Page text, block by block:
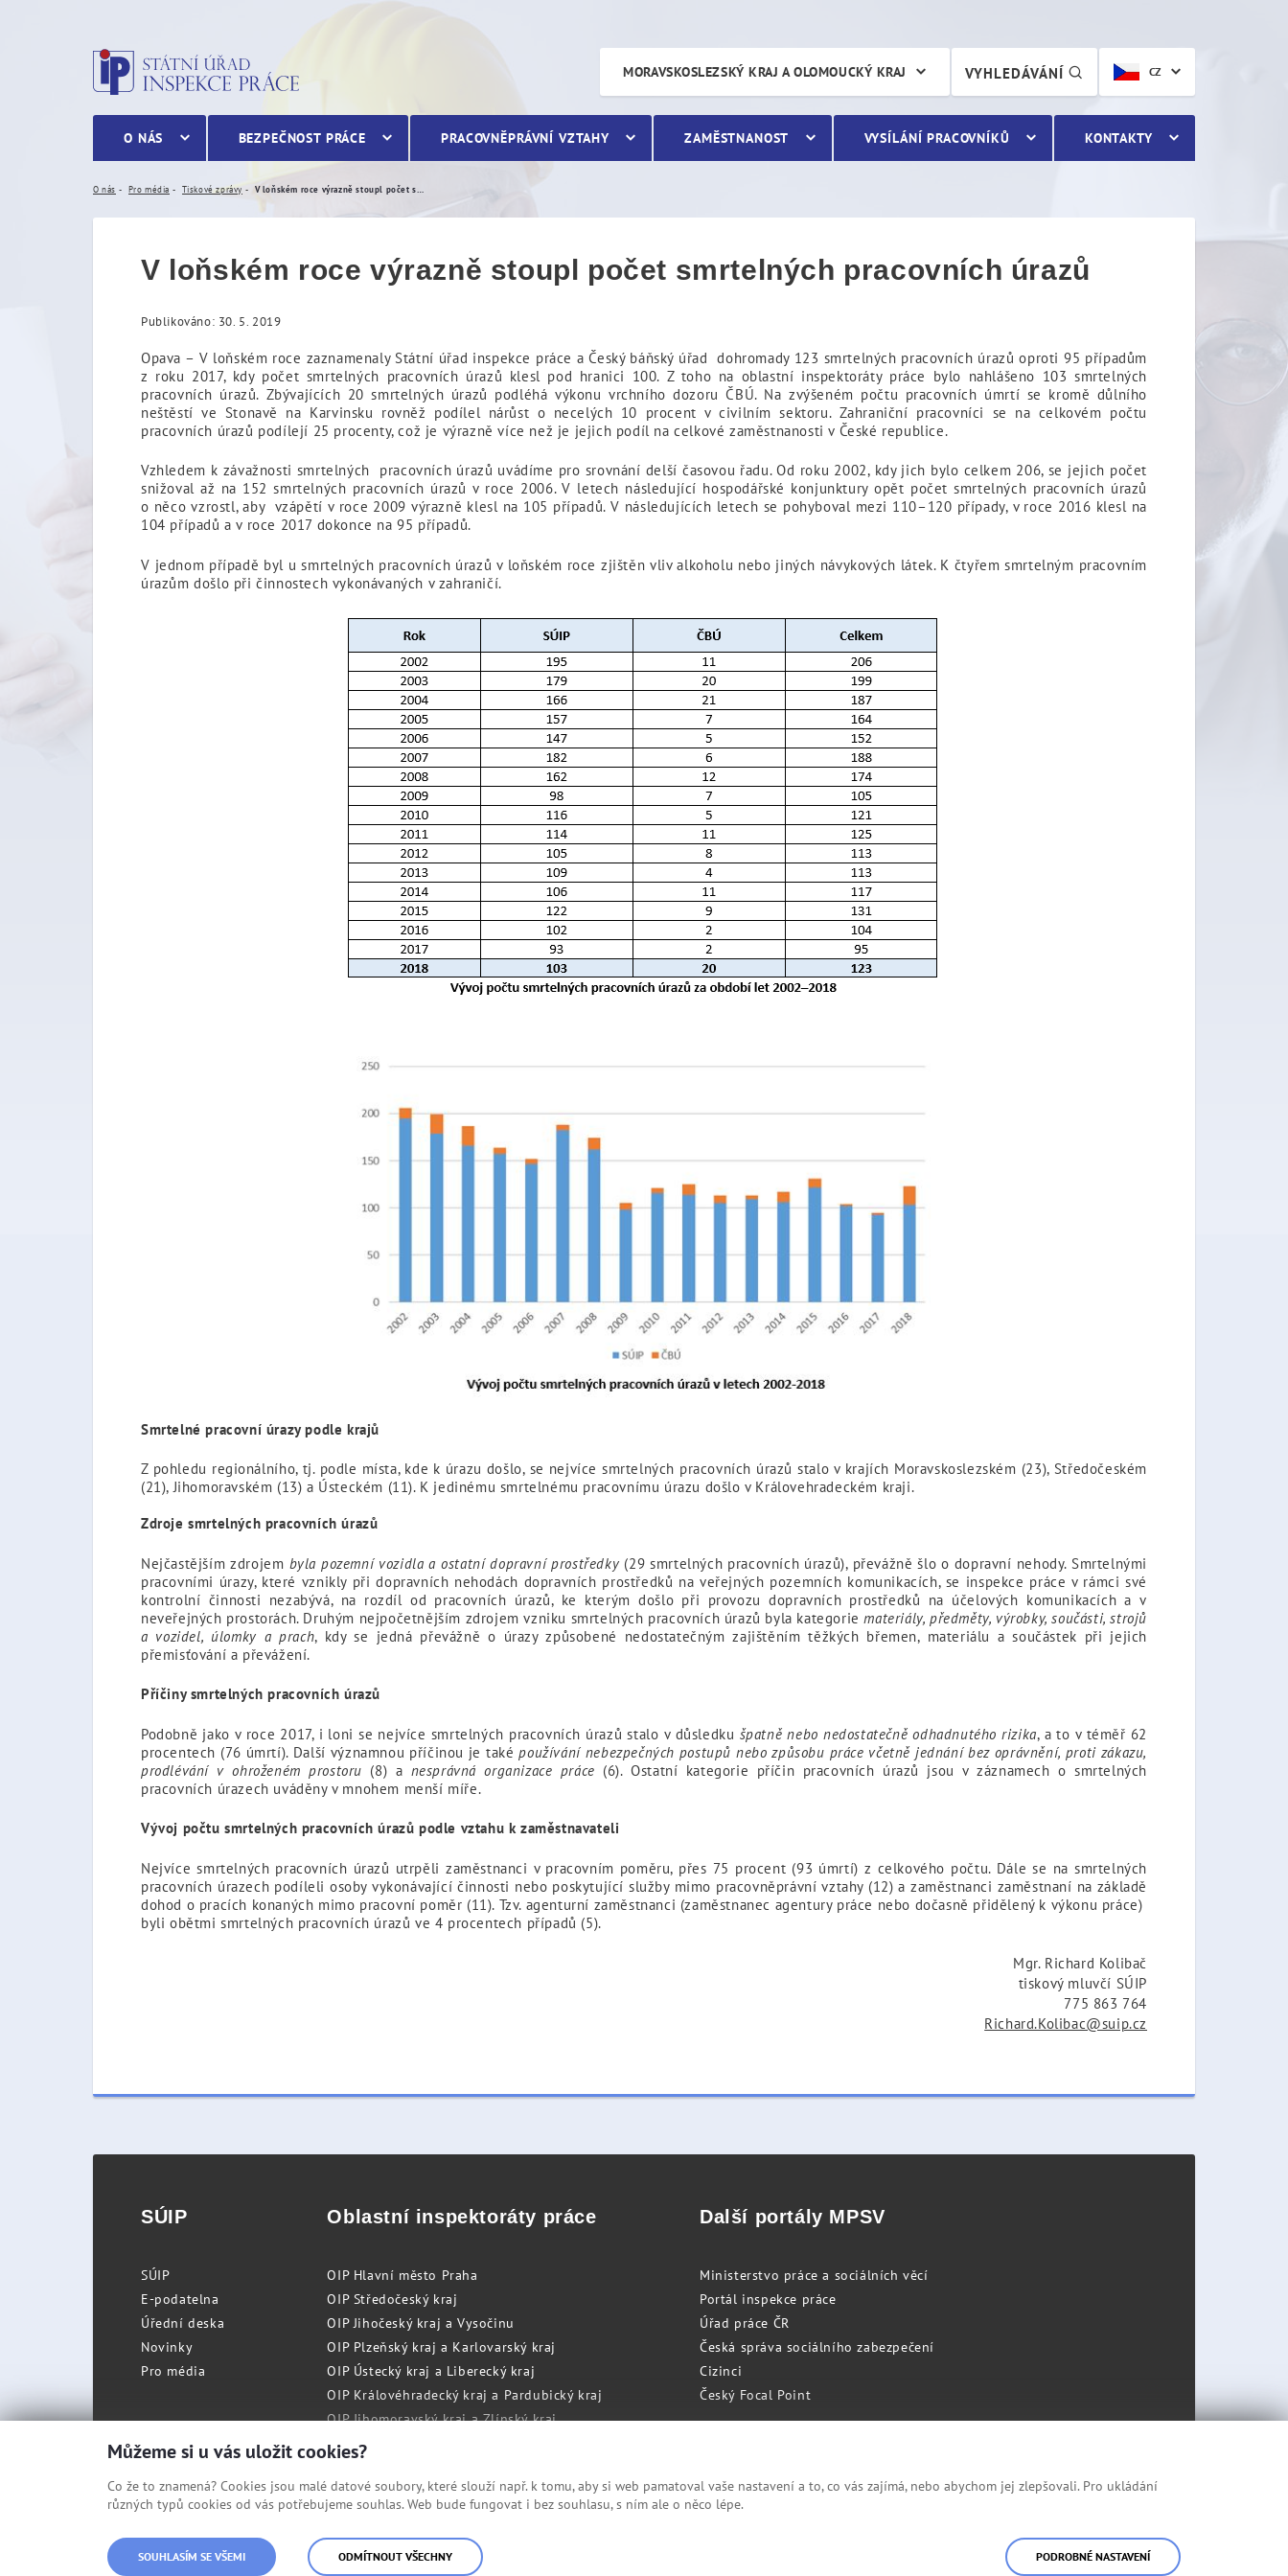
V loňském roce výrazně stoupl počet smrtelných pracovních úrazů
CZ
VYHLEDÁVÁNÍ
MORAVSKOSLEZSKÝ KRAJ A OLOMOUCKÝ KRAJ
O NÁS BEZPEČNOST PRÁCE PRACOVNĚPRÁVNÍ VZTAHY ZAMĚSTNANOST VYSÍLÁNÍ PRACOVNÍKŮ KONTAKTY
O nás Pro média Tiskové zprávy
V loňském roce výrazně stoupl počet smrtelných pracovních úrazů
Publikováno: 30. 5. 2019
Opava – V loňském roce zaznamenaly Státní úřad inspekce práce a Český báňský úřad dohromady 123 smrtelných pracovních úrazů oproti 95 případům
z roku 2017, kdy počet smrtelných pracovních úrazů klesl pod hranici 100. Z toho na oblastní inspektoráty práce bylo nahlášeno 103 smrtelných
pracovních úrazů. Zbývajících 20 smrtelných úrazů podléhá výkonu vrchního dozoru ČBÚ. Na zvýšeném počtu pracovních úmrtí se kromě důlního
neštěstí ve Stonavě na Karvinsku rovněž podílel nárůst o necelých 10 procent v civilním sektoru. Zahraniční pracovníci se na celkovém počtu
pracovních úrazů podílejí 25 procenty, což je výrazně více než je jejich podíl na celkové zaměstnanosti v České republice.
Vzhledem k závažnosti smrtelných pracovních úrazů uvádíme pro srovnání delší časovou řadu. Od roku 2002, kdy jich bylo celkem 206, se jejich počet
snižoval až na 152 smrtelných pracovních úrazů v roce 2006. V letech následující hospodářské konjunktury opět počet smrtelných pracovních úrazů
o něco vzrostl, aby vzápětí v roce 2009 výrazně klesl na 105 případů. V následujících letech se pohyboval mezi 110–120 případy, v roce 2016 klesl na
104 případů a v roce 2017 dokonce na 95 případů.
V jednom případě byl u smrtelných pracovních úrazů v loňském roce zjištěn vliv alkoholu nebo jiných návykových látek. K čtyřem smrtelným pracovním
úrazům došlo při činnostech vykonávaných v zahraničí.
Smrtelné pracovní úrazy podle krajů
Z pohledu regionálního, tj. podle místa, kde k úrazu došlo, se nejvíce smrtelných pracovních úrazů stalo v krajích Moravskoslezském (23), Středočeském
(21), Jihomoravském (13) a Ústeckém (11). K jedinému smrtelnému pracovnímu úrazu došlo v Královehradeckém kraji.
Zdroje smrtelných pracovních úrazů
Nejčastějším zdrojem byla pozemní vozidla a ostatní dopravní prostředky (29 smrtelných pracovních úrazů), převážně šlo o dopravní nehody. Smrtelnými
pracovními úrazy, které vznikly při dopravních nehodách dopravních prostředků na veřejných pozemních komunikacích, se inspekce práce v rámci své
kontrolní činnosti nezabývá, na rozdíl od pracovních úrazů, ke kterým došlo při provozu dopravních prostředků na účelových komunikacích a v
neveřejných prostorách. Druhým nejpočetnějším zdrojem vzniku smrtelných pracovních úrazů byla kategoriemateriály, předměty, výrobky, součásti, strojů
a vozidel, úlomky a prach, kdy se jedná převážně o úrazy způsobené nedostatečným zajištěním těžkých břemen, materiálu a součástek při jejich
přemisťování a převážení.
Příčiny smrtelných pracovních úrazů
Podobně jako v roce 2017, i loni se nejvíce smrtelných pracovních úrazů stalo v důsledku špatně nebo nedostatečně odhadnutého rizika, a to v téměř 62
procentech (76 úmrtí). Další významnou příčinou je taképoužívání nebezpečných postupů nebo způsobu práce včetně jednání bez oprávnění, proti zákazu,
prodlévání v ohroženém prostoru (8) a nesprávná organizace práce (6). Ostatní kategorie příčin pracovních úrazů jsou v záznamech o smrtelných
pracovních úrazech uváděny v mnohem menší míře.
Vývoj počtu smrtelných pracovních úrazů podle vztahu k zaměstnavateli
Nejvíce smrtelných pracovních úrazů utrpěli zaměstnanci v pracovním poměru, přes 75 procent (93 úmrtí) z celkového počtu. Dále se na smrtelných
pracovních úrazech podíleli osoby vykonávající činnosti nebo poskytující služby mimo pracovněprávní vztahy (12) a zaměstnanci zaměstnaní na základě
dohod o pracích konaných mimo pracovní poměr (11). Tzv. agenturní zaměstnanci (zaměstnanec agentury práce nebo dočasně přidělený k výkonu práce)
byli obětmi smrtelných pracovních úrazů ve 4 procentech případů (5).
Mgr. Richard Kolibač
tiskový mluvčí SÚIP
775 863 764
Richard.Kolibac@suip.cz
SÚIP
SÚIP
E-podatelna
Úřední deska
Novinky
Pro média
Oblastní inspektoráty práce
OIP Hlavní město Praha
OIP Středočeský kraj
OIP Jihočeský kraj a Vysočinu
OIP Plzeňský kraj a Karlovarský kraj
OIP Ústecký kraj a Liberecký kraj
OIP Královéhradecký kraj a Pardubický kraj
OIP Jihomoravský kraj a Zlínský kraj
OIP Moravskoslezský kraj a Olomoucký kraj
Další portály MPSV
Ministerstvo práce a sociálních věcí
Portál inspekce práce
Úřad práce ČR
Česká správa sociálního zabezpečení
Cizinci
Český Focal Point
© Státní úřad inspekce práce
Můžeme si u vás uložit cookies?
Co že to znamená? Cookies jsou malé datové soubory, které slouží např. k tomu, aby si web pamatoval vaše nastavení a to, co vás zajímá, nebo abychom jej zlepšovali. Pro ukládání
různých typů cookies od vás potřebujeme souhlas. Web bude fungovat i bez souhlasu, s ním ale o něco lépe.
SOUHLASÍM SE VŠEMI ODMÍTNOUT VŠECHNY PODROBNÉ NASTAVENÍ